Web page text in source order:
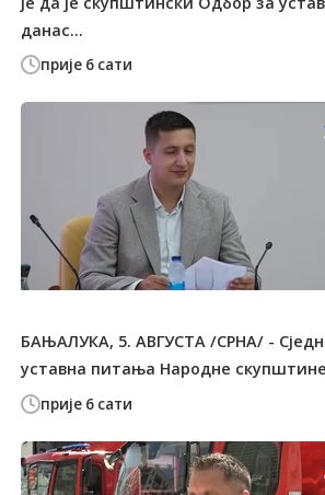
прије 6 сати
данас...
прије 6 сати
БАЊАЛУКА, 5. АВГУСТА /СРНА/ -
уставна питања Народне